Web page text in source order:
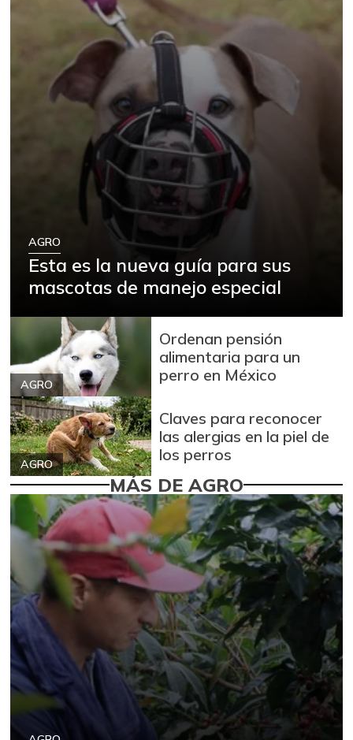
AGRO
Esta es la nueva guía para sus
mascotas de manejo especial
AGRO
Ordenan pensión
alimentaria para un
perro en México
AGRO
Claves para reconocer
las alergias en la piel de
los perros
MÁS DE AGRO